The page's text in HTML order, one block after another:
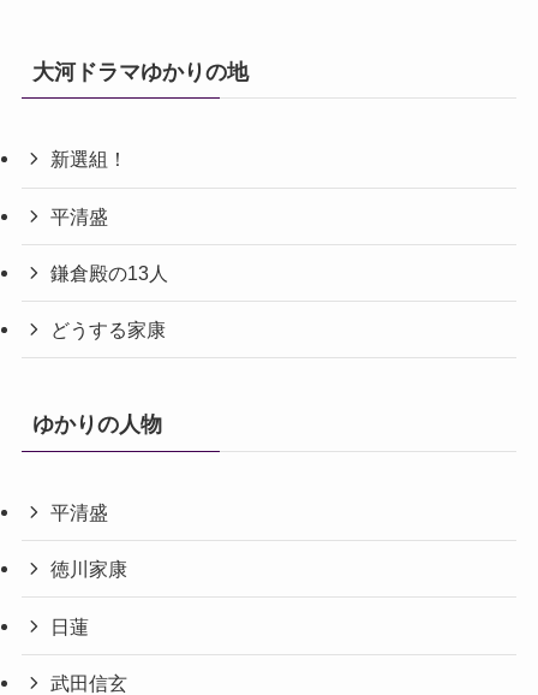
大河ドラマゆかりの地
新選組！
平清盛
鎌倉殿の13人
どうする家康
ゆかりの人物
平清盛
徳川家康
日蓮
武田信玄